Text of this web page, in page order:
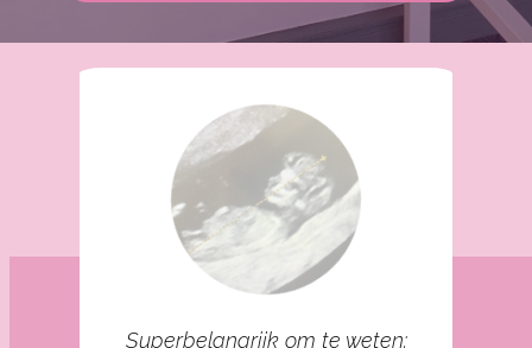
Superbelangrijk om te weten: